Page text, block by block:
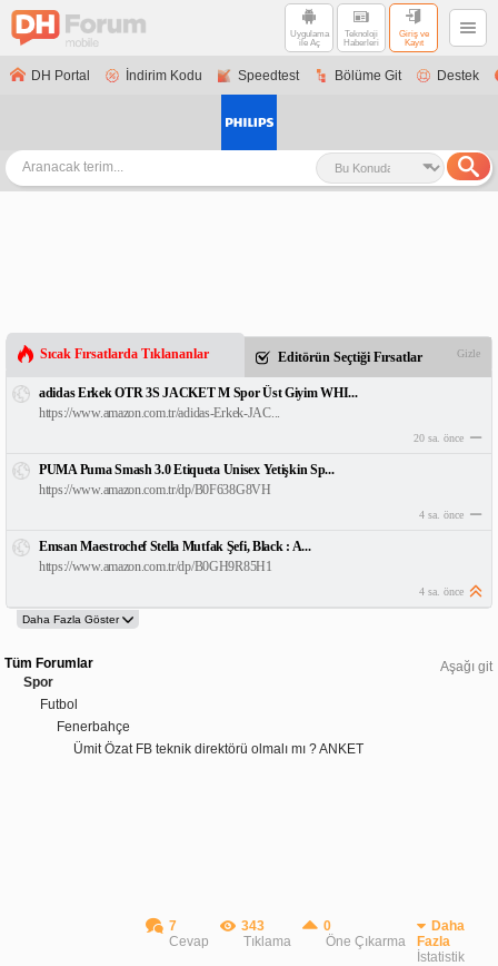
Uygulama
ile Aç
Teknoloji
Haberleri
Giriş ve
Kayıt
DH Portal İndirim Kodu Speedtest Bölüme Git Destek
Sıcak Fırsatlarda Tıklananlar Editörün Seçtiği Fırsatlar Gizle
adidas Erkek OTR 3S JACKET M Spor Üst Giyim WHI...
https://www.amazon.com.tr/adidas-Erkek-JAC...
20 sa. önce
PUMA Puma Smash 3.0 Etiqueta Unisex Yetişkin Sp...
https://www.amazon.com.tr/dp/B0F638G8VH
4 sa. önce
Emsan Maestrochef Stella Mutfak Şefi, Black : A...
https://www.amazon.com.tr/dp/B0GH9R85H1
4 sa. önce
Aşağı git
Tüm Forumlar
Spor
Futbol
Fenerbahçe
Ümit Özat FB teknik direktörü olmalı mı ? ANKET
7
Cevap
343
Tıklama
0
Öne Çıkarma
Daha
Fazla
İstatistik